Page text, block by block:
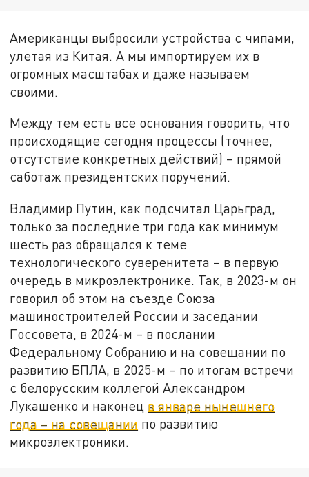
Американцы выбросили устройства с чипами,
улетая из Китая. А мы импортируем их в
огромных масштабах и даже называем
своими.
Между тем есть все основания говорить, что
происходящие сегодня процессы (точнее,
отсутствие конкретных действий) – прямой
саботаж президентских поручений.
Владимир Путин, как подсчитал Царьград,
только за последние три года как минимум
шесть раз обращался к теме
технологического суверенитета – в первую
очередь в микроэлектронике. Так, в 2023-м он
говорил об этом на съезде Союза
машиностроителей России и заседании
Госсовета, в 2024-м – в послании
Федеральному Собранию и на совещании по
развитию БПЛА, в 2025-м – по итогам встречи
с белорусским коллегой Александром
Лукашенко и наконец в январе нынешнего
года – на совещании по развитию
микроэлектроники.